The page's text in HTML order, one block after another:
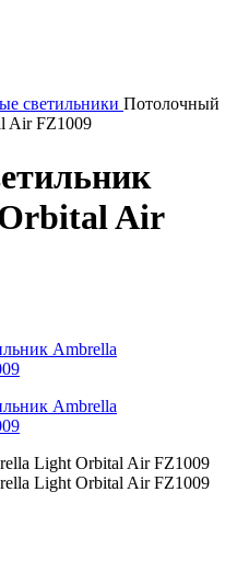
светильники Потолочный
Air FZ1009
Air